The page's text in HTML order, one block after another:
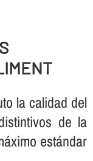
la calidad del
de la
estándar